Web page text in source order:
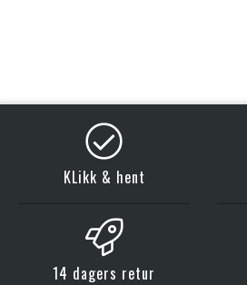
KLikk & hent
14 dagers retur